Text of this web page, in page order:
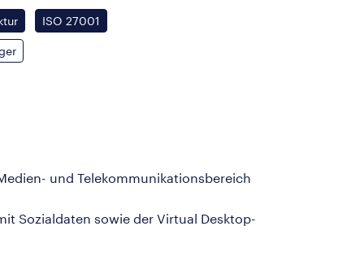
ISO 27001
und Telekommunikationsbereich
Sozialdaten sowie der Virtual Desktop-